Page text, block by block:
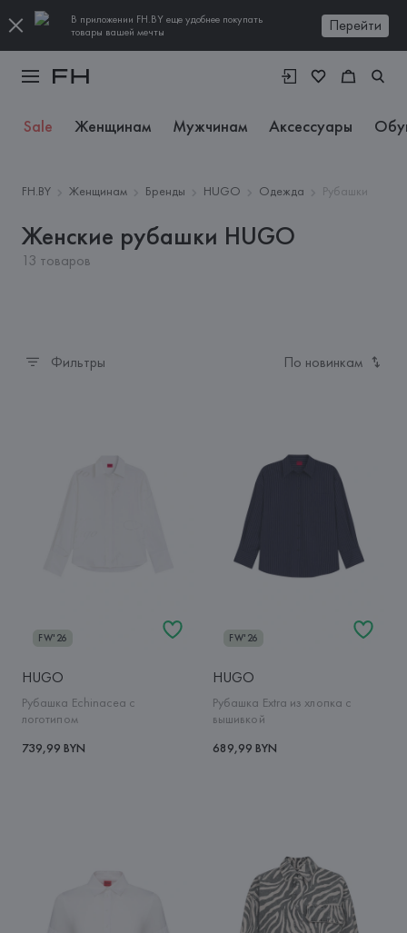
В приложении FH.BY еще удобнее покупать
товары вашей мечты
Перейти
Sale Женщинам Мужчинам Аксессуары
FH.BY Женщинам Бренды HUGO Одежда Рубашки
Женские рубашки HUGO
13 товаров
Фильтры По новинкам
FW'26
HUGO
Рубашка Echinacea с
логотипом
739,99 BYN
FW'26
HUGO
Рубашка Extra из хлопка с
вышивкой
689,99 BYN